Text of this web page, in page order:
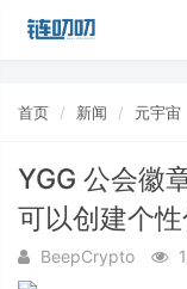
首页 新闻 元宇宙
YGG 公会徽
可以创建个
BeepCrypto